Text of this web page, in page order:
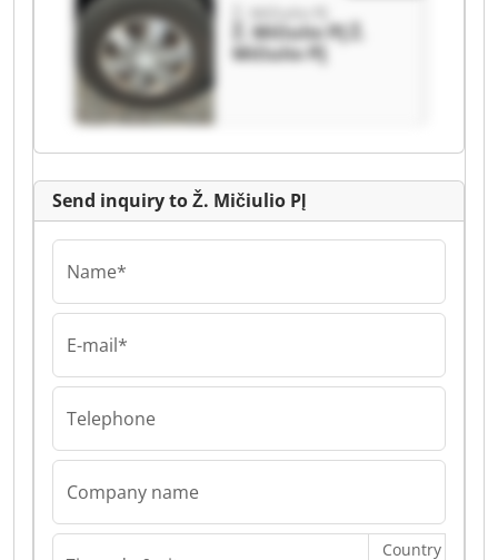
Ž. Mičiulio PĮ Ž.
Mičiulio PĮ
Send inquiry to Ž. Mičiulio PĮ
Name*
E-mail*
Telephone
Company name
Country